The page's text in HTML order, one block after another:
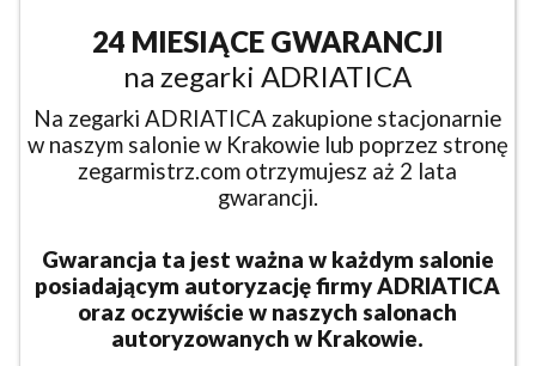
24 MIESIĄCE GWARANCJI
na zegarki ADRIATICA
Na zegarki ADRIATICA zakupione stacjonarnie
w naszym salonie w Krakowie lub poprzez stronę
zegarmistrz.com otrzymujesz aż 2 lata
gwarancji.
Gwarancja ta jest ważna w każdym salonie
posiadającym autoryzację firmy ADRIATICA
oraz oczywiście w naszych salonach
autoryzowanych w Krakowie.